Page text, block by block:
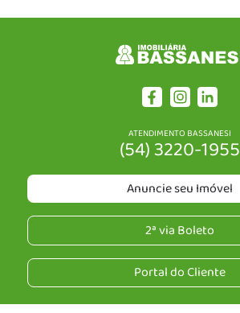
ATENDIMENTO BASSANESI
(54) 3220-1955
Anuncie seu Imóvel
2ª via Boleto
Portal do Cliente